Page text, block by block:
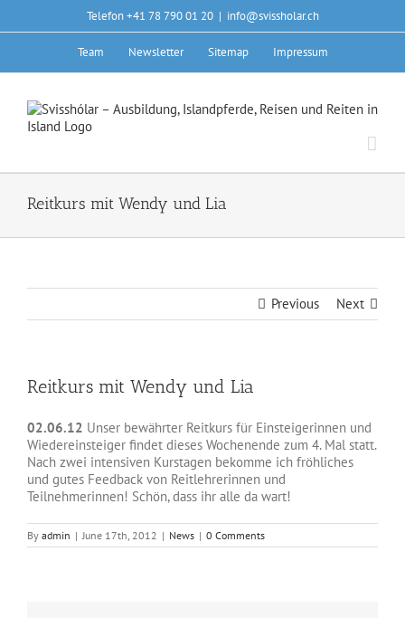
Telefon +41 78 790 01 20 | info@svissholar.ch
Team Newsletter Sitemap Impressum
Reitkurs mit Wendy und Lia
Previous Next
Reitkurs mit Wendy und Lia
02.06.12 Unser bewährter Reitkurs für Einsteigerinnen und
Wiedereinsteiger findet dieses Wochenende zum 4. Mal statt.
Nach zwei intensiven Kurstagen bekomme ich fröhliches
und gutes Feedback von Reitlehrerinnen und
Teilnehmerinnen! Schön, dass ihr alle da wart!
By admin | June 17th, 2012 | News | 0 Comments